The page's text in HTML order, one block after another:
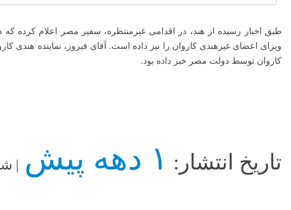
طبق اخبار رسیده از هند، در اقدامی غیرمنتظره، سفیر مصر اعلام
ویزای اعضای غیرهندی کاروان را نیز داده است. آقای فیروز، نماینده
کاروان توسط دولت مصر خبر داده بود.
تاریخ انتشار: ۱ دهه پیش |